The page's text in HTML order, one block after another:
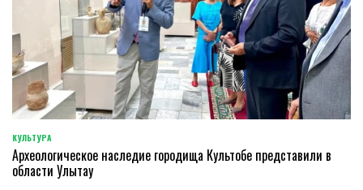
POSTED
IN
КУЛЬТУРА
Археологическое наследие городища Культобе представили в
области Улытау